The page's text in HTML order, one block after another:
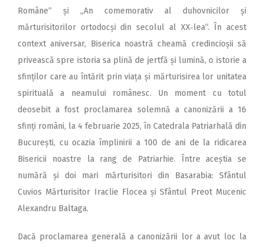
Române“ și „An comemorativ al duhovnicilor și
mărturisitorilor ortodocși din secolul al XX‑lea“. În acest
context aniversar, Biserica noastră cheamă credincioșii să
privească spre istoria sa plină de jertfă și lumină, o istorie a
sfinților care au întărit prin viața și mărturisirea lor unitatea
spirituală a neamului românesc. Un moment cu totul
deosebit a fost proclamarea solemnă a canonizării a 16
sfinți români, la 4 februarie 2025, în Catedrala Patriarhală din
București, cu ocazia împlinirii a 100 de ani de la ridicarea
Bisericii noastre la rang de Patriarhie. Între aceștia se
numără și doi mari mărturisitori din Basarabia: Sfântul
Cuvios Mărturisitor Iraclie Flocea și Sfântul Preot Mucenic
Alexandru Baltaga.
Dacă proclamarea generală a canonizării lor a avut loc la